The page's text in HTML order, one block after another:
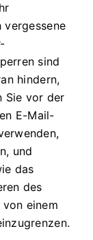
sind
hindern,
Sie vor der
E-Mail-
und
das
des
einem